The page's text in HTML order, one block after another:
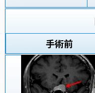
手術前